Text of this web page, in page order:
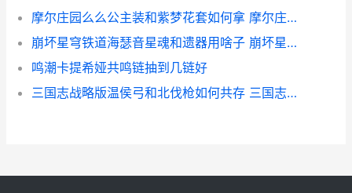
摩尔庄园么么公主装和紫梦花套如何拿 摩尔庄园么么公主生日
崩坏星穹铁道海瑟音星魂和遗器用啥子 崩坏星穹铁道海盗占领列车
鸣潮卡提希娅共鸣链抽到几链好
三国志战略版温侯弓和北伐枪如何共存 三国志战略版温侯吕布